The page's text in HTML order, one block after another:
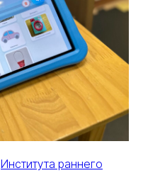
Института раннего